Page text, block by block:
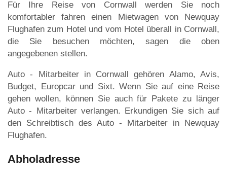
Für Ihre Reise von Cornwall werden Sie noch
komfortabler fahren einen Mietwagen von Newquay
Flughafen zum Hotel und vom Hotel überall in Cornwall,
die Sie besuchen möchten, sagen die oben
angegebenen stellen.
Auto - Mitarbeiter in Cornwall gehören Alamo, Avis,
Budget, Europcar und Sixt. Wenn Sie auf eine Reise
gehen wollen, können Sie auch für Pakete zu länger
Auto - Mitarbeiter verlangen. Erkundigen Sie sich auf
den Schreibtisch des Auto - Mitarbeiter in Newquay
Flughafen.
Abholadresse